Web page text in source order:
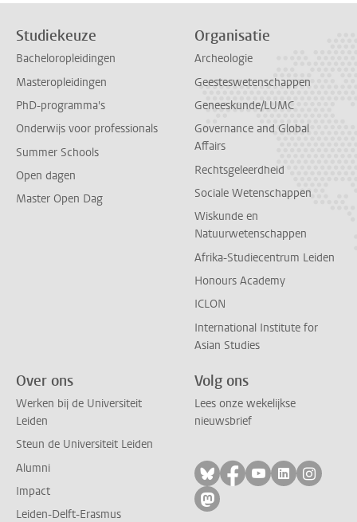
Studiekeuze
Bacheloropleidingen
Masteropleidingen
PhD-programma's
Onderwijs voor professionals
Summer Schools
Open dagen
Master Open Dag
Organisatie
Archeologie
Geesteswetenschappen
Geneeskunde/LUMC
Governance and Global
Affairs
Rechtsgeleerdheid
Sociale Wetenschappen
Wiskunde en
Natuurwetenschappen
Afrika-Studiecentrum Leiden
Honours Academy
ICLON
International Institute for
Asian Studies
Over ons
Werken bij de Universiteit
Leiden
Steun de Universiteit Leiden
Alumni
Impact
Leiden-Delft-Erasmus
Volg ons
Lees onze wekelijkse
nieuwsbrief
Volg ons op bluesky
Volg ons op
Volg ons op
Volg ons
Volg
Volg ons op mastodon